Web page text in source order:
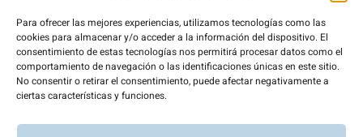
Para ofrecer las mejores experiencias, utilizamos tecnologías como las
cookies para almacenar y/o acceder a la información del dispositivo. El
consentimiento de estas tecnologías nos permitirá procesar datos como el
comportamiento de navegación o las identificaciones únicas en este sitio.
No consentir o retirar el consentimiento, puede afectar negativamente a
ciertas características y funciones.
La Fundación
Qué hacemos
Comunicación
Contacto